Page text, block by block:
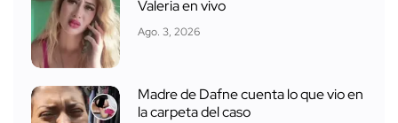
Valeria en vivo
Ago. 3, 2026
Madre de Dafne cuenta lo que vio en
la carpeta del caso